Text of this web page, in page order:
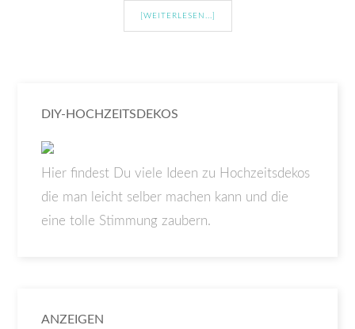
[WEITERLESEN...]
DIY-HOCHZEITSDEKOS
Hier findest Du viele Ideen zu Hochzeitsdekos
die man leicht selber machen kann und die
eine tolle Stimmung zaubern.
ANZEIGEN